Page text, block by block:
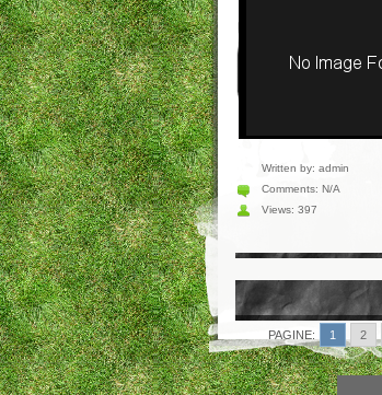
Written by: admin
Comments: N/A
Views: 397
PAGINE: 1 2